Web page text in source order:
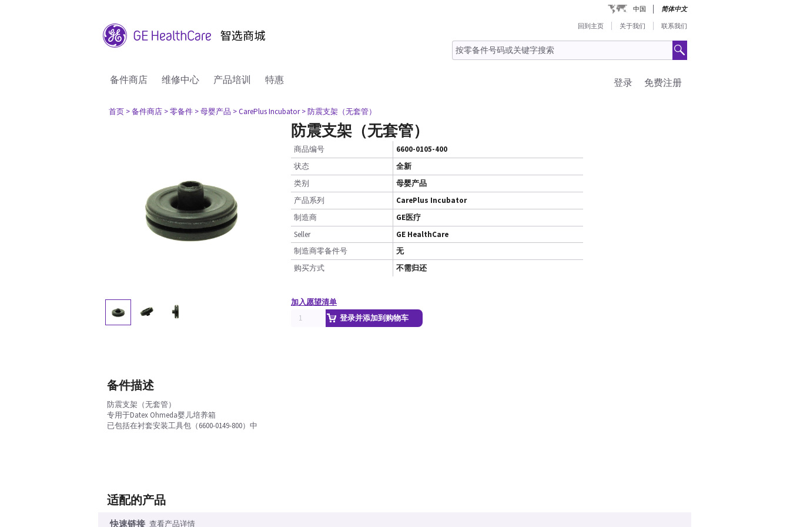
中国 简体中文
回到主页 关于我们 联系我们
备件商店 维修中心 产品培训 特惠 免费注册
登录
首页 > 备件商店 > 零备件 > 母婴产品 > CarePlus Incubator > 防震支架（无套管）
防震支架（无套管）
商品编号
6600-0105-400
状态
全新
类别
母婴产品
产品系列
CarePlus Incubator
制造商
GE医疗
Seller
GE HealthCare
制造商零备件号
无
购买方式
不需归还
加入愿望清单
登录并添加到购物车
备件描述
防震支架（无套管）
专用于Datex Ohmeda婴儿培养箱
已包括在衬套安装工具包（6600-0149-800）中
适配的产品
快速链接 查看产品详情